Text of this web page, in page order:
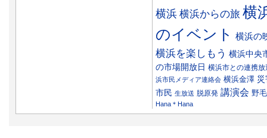
横浜 横浜からの旅 横
のイベント
横浜の
横浜を楽しもう 横浜中央
の市場開放日 横浜市との連携放
浜市民メディア連絡会 横浜金澤
市民 生放送 脱原発 講演会 野毛
Hana＊Hana